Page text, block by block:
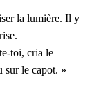
la lumière. Il y
sur le capot. »